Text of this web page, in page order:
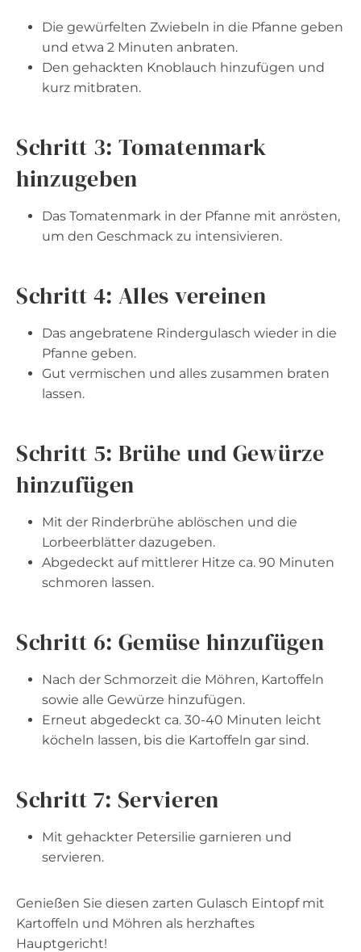
Die gewürfelten Zwiebeln in die Pfanne geben
und etwa 2 Minuten anbraten.
Den gehackten Knoblauch hinzufügen und
kurz mitbraten.
Schritt 3: Tomatenmark
hinzugeben
Das Tomatenmark in der Pfanne mit anrösten,
um den Geschmack zu intensivieren.
Schritt 4: Alles vereinen
Das angebratene Rindergulasch wieder in die
Pfanne geben.
Gut vermischen und alles zusammen braten
lassen.
Schritt 5: Brühe und Gewürze
hinzufügen
Mit der Rinderbrühe ablöschen und die
Lorbeerblätter dazugeben.
Abgedeckt auf mittlerer Hitze ca. 90 Minuten
schmoren lassen.
Schritt 6: Gemüse hinzufügen
Nach der Schmorzeit die Möhren, Kartoffeln
sowie alle Gewürze hinzufügen.
Erneut abgedeckt ca. 30-40 Minuten leicht
köcheln lassen, bis die Kartoffeln gar sind.
Schritt 7: Servieren
Mit gehackter Petersilie garnieren und
servieren.
Genießen Sie diesen zarten Gulasch Eintopf mit
Kartoffeln und Möhren als herzhaftes
Hauptgericht!